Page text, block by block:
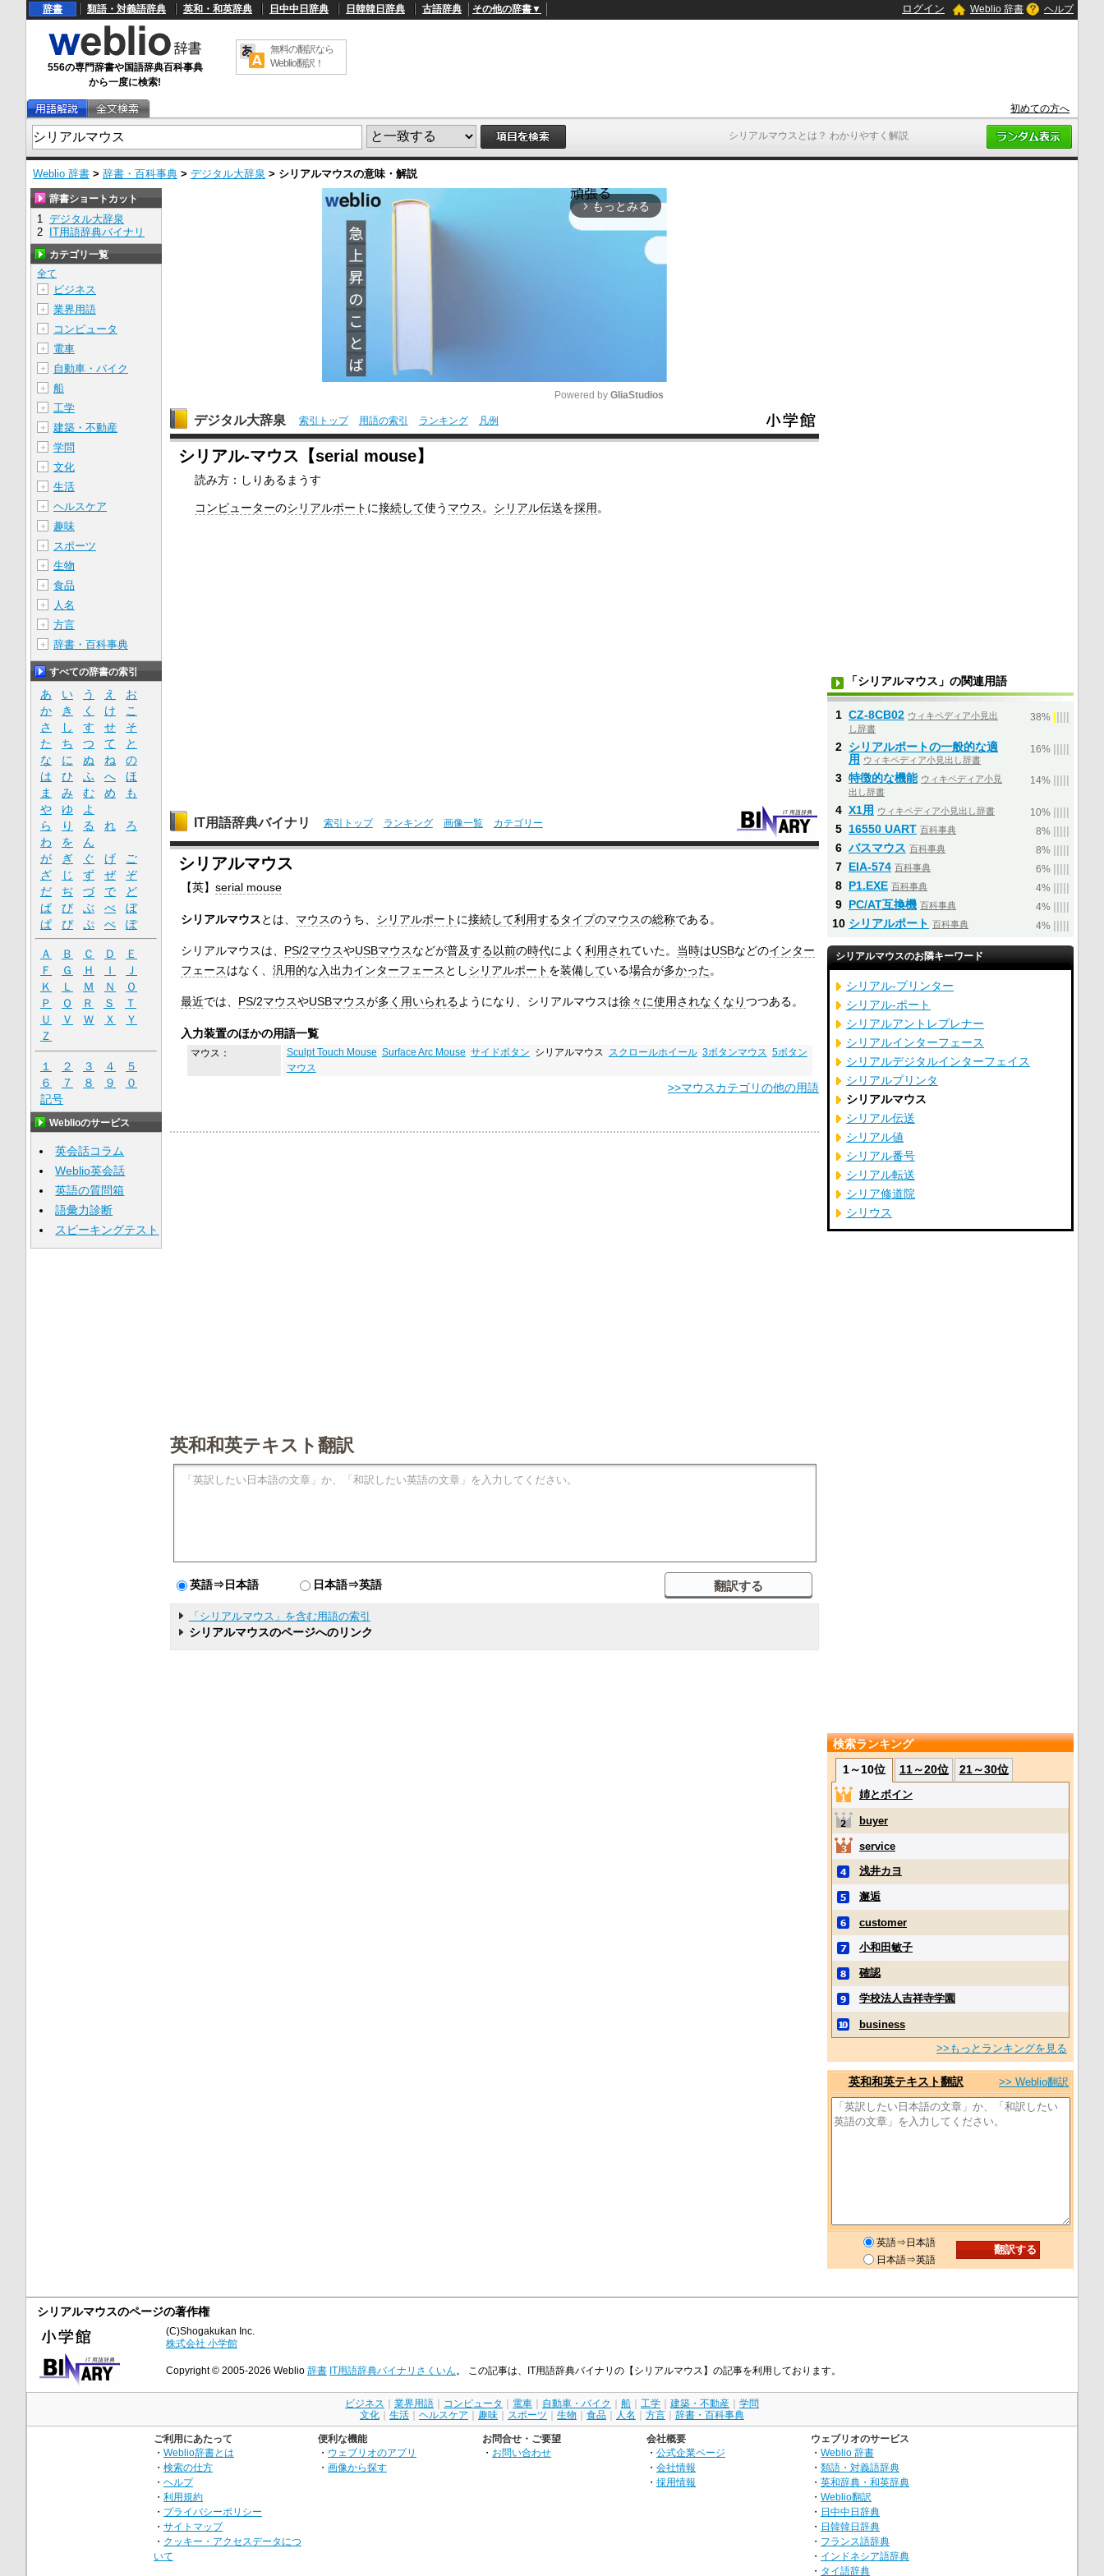
シリアルマウスとは？ わかりやすく解説
辞書 類語・対義語辞典 英和・和英辞典 日中中日辞典 日韓韓日辞典 古語辞典 その他の辞書▼ ログイン Weblio 辞書 ヘルプ
556の専門辞書や国語辞典百科事典
から一度に検索!
無料の翻訳なら
Weblio翻訳！
初めての方へ
Weblio 辞書 > 辞書・百科事典 > デジタル大辞泉 > シリアルマウスの意味・解説
arrow_forward_ios もっとみる
M
Powered by GliaStudios
デジタル大辞泉 索引トップ 用語の索引 ランキング 凡例
シリアル‐マウス【serial mouse】
読み方：しりあるまうす
コンピューターのシリアルポート に接続して使う マウス。 シリアル伝送を採用。
IT用語辞典バイナリ 索引トップ ランキング 画像一覧 カテゴリー
シリアルマウス
【英】 serial mouse
シリアルマウスとは、 マウスのうち、 シリアルポート に接続して利用するタイプのマウスの総称である。
シリアルマウスは、 PS/2マウスやUSBマウスなどが普及する以前の時代によく 利用されていた。 当時はUSBなどのインター
フェースはなく、 汎用的な 入出力インターフェース としシリアルポート を装備している場合が多かった。
最近では、 PS/2マウスやUSBマウスが多く 用いられるようになり、シリアルマウスは徐々に使用されなくなりつつある。
入力装置のほかの用語一覧
マウス： Sculpt Touch Mouse Surface Arc Mouse サイドボタン シリアルマウス スクロールホイール 3ボタンマウス 5ボタン
マウス
>>マウスカテゴリの他の用語
英和和英テキスト翻訳
英語⇒日本語 日本語⇒英語
「シリアルマウス」を含む用語の索引
シリアルマウスのページへのリンク
辞書ショートカット
1 デジタル大辞泉
2
IT用語辞典バイナリ
カテゴリ一覧
全て
＋
ビジネス
＋ 業界用語
＋ コンピュータ
＋ 電車
＋ 自動車・バイク
＋ 船
＋ 工学
＋ 建築・不動産
＋ 学問
＋ 文化
＋ 生活
＋ ヘルスケア
＋ 趣味
＋ スポーツ
＋ 生物
＋ 食品
＋ 人名
＋ 方言
＋ 辞書・百科事典
すべての辞書の索引
あ い う え
お
か
き く け
こ
さ
し す せ
そ
た
ち つ て
と
な
に ぬ ね
の
は
ひ ふ へ
ほ
ま
み む め
も
や
ゆ
よ
ら
り る れ
ろ
わ
を
ん
が
ぎ ぐ げ
ご
ざ
じ ず ぜ
ぞ
だ
ぢ づ で
ど
ば
び ぶ べ
ぼ
ぱ
ぴ ぷ ぺ ぽ
Ａ Ｂ Ｃ Ｄ
Ｅ
Ｆ
Ｇ Ｈ Ｉ
Ｊ
Ｋ
Ｌ Ｍ Ｎ
Ｏ
Ｐ
Ｑ Ｒ Ｓ
Ｔ
Ｕ
Ｖ Ｗ Ｘ
Ｙ
Ｚ
１ ２ ３ ４
５
６
７ ８ ９
０
記号
Weblioのサービス
英会話コラム
Weblio英会話
英語の質問箱
語彙力診断
スピーキングテスト
「シリアルマウス」の関連用語
1 CZ-8CB02 ウィキペディア小見出
し辞書
38%
2 シリアルポートの一般的な適
用 ウィキペディア小見出し辞書
16%
3 特徴的な機能 ウィキペディア小見
出し辞書
14%
4 X1用 ウィキペディア小見出し辞書 10%
5 16550 UART 百科事典 8%
6 バスマウス 百科事典 8%
7 EIA-574 百科事典 6%
8 P1.EXE 百科事典 4%
9 PC/AT互換機 百科事典 4%
10 シリアルポート 百科事典 4%
シリアルマウスのお隣キーワード
シリアル‐プリンター
シリアル‐ポート
シリアルアントレプレナー
シリアルインターフェース
シリアルデジタルインターフェイス
シリアルプリンタ
シリアルマウス
シリアル伝送
シリアル値
シリアル番号
シリアル転送
シリア修道院
シリウス
検索ランキング
1～10位
11～20位 21～30位
姉とボイン
buyer
service
浅井カヨ
邂逅
customer
小和田敏子
確認
学校法人吉祥寺学園
business
>>もっとランキングを見る
英和和英テキスト翻訳 >> Weblio翻訳
英語⇒日本語
日本語⇒英語
シリアルマウスのページの著作権
(C)Shogakukan Inc.
株式会社 小学館
Copyright © 2005-2026 Weblio 辞書 IT用語辞典バイナリさくいん 。 この記事は、IT用語辞典バイナリの【シリアルマウス】の記事を利用しております。
ビジネス 業界用語 コンピュータ 電車 自動車・バイク 船 工学 建築・不動産
学問
文化
生活 ヘルスケア 趣味 スポーツ 生物 食品 人名 方言 辞書・百科事典
ご利用にあたって
・ Weblio辞書とは
・ 検索の仕方
・ ヘルプ
・ 利用規約
・ プライバシーポリシー
・ サイトマップ
・ クッキー・アクセスデータにつ
いて
便利な機能
・ ウェブリオのアプリ
・ 画像から探す
お問合せ・ご要望
・ お問い合わせ
会社概要
・ 公式企業ページ
・ 会社情報
・ 採用情報
ウェブリオのサービス
・ Weblio 辞書
・ 類語・対義語辞典
・ 英和辞典・和英辞典
・ Weblio翻訳
・ 日中中日辞典
・ 日韓韓日辞典
・ フランス語辞典
・ インドネシア語辞典
・ タイ語辞典